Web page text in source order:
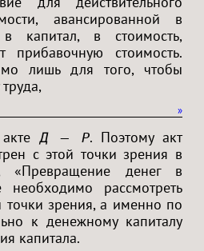
авансированной в
капитал, в стоимость,
прибавочную стоимость.
лишь для того, чтобы
»
актеД — Р. Поэтому акт
с этой точки зрения в
денег в
необходимо рассмотреть
зрения, а именно по
к денежному капиталу
капитала.